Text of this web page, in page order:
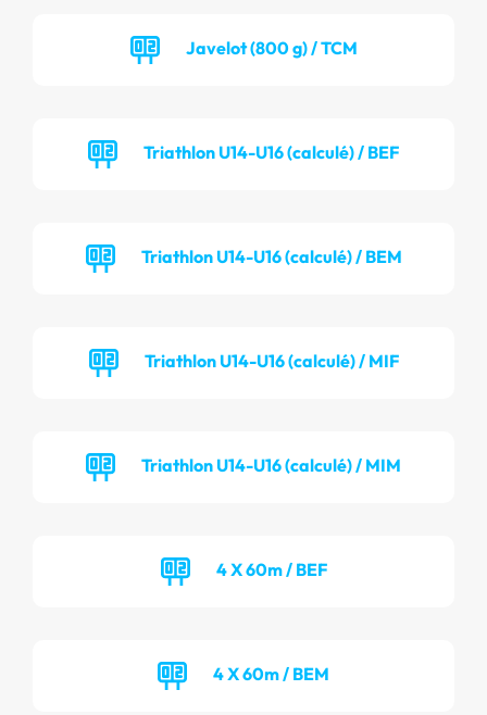
Javelot (800 g) / TCM
Triathlon U14-U16 (calculé) / BEF
Triathlon U14-U16 (calculé) / BEM
Triathlon U14-U16 (calculé) / MIF
Triathlon U14-U16 (calculé) / MIM
4 X 60m / BEF
4 X 60m / BEM